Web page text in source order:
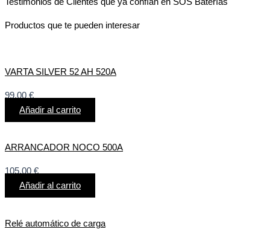
Testimonios de Clientes que ya confían en SOS Baterías
Productos que te pueden interesar
VARTA SILVER 52 AH 520A
99,00 €
Añadir al carrito
ARRANCADOR NOCO 500A
105,00 €
Añadir al carrito
Relé automático de carga